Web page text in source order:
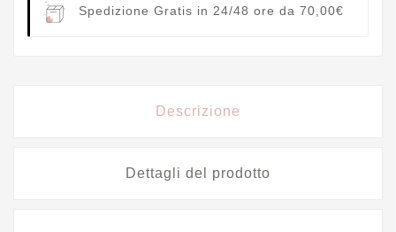
Spedizione Gratis in 24/48 ore da 70,00€
Descrizione
Dettagli del prodotto